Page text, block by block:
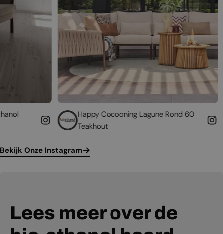
Happy Cocooning Lagune Rond 60
Teakhout
Geef uw
Bekijk Onze Instagram
Lees meer over de